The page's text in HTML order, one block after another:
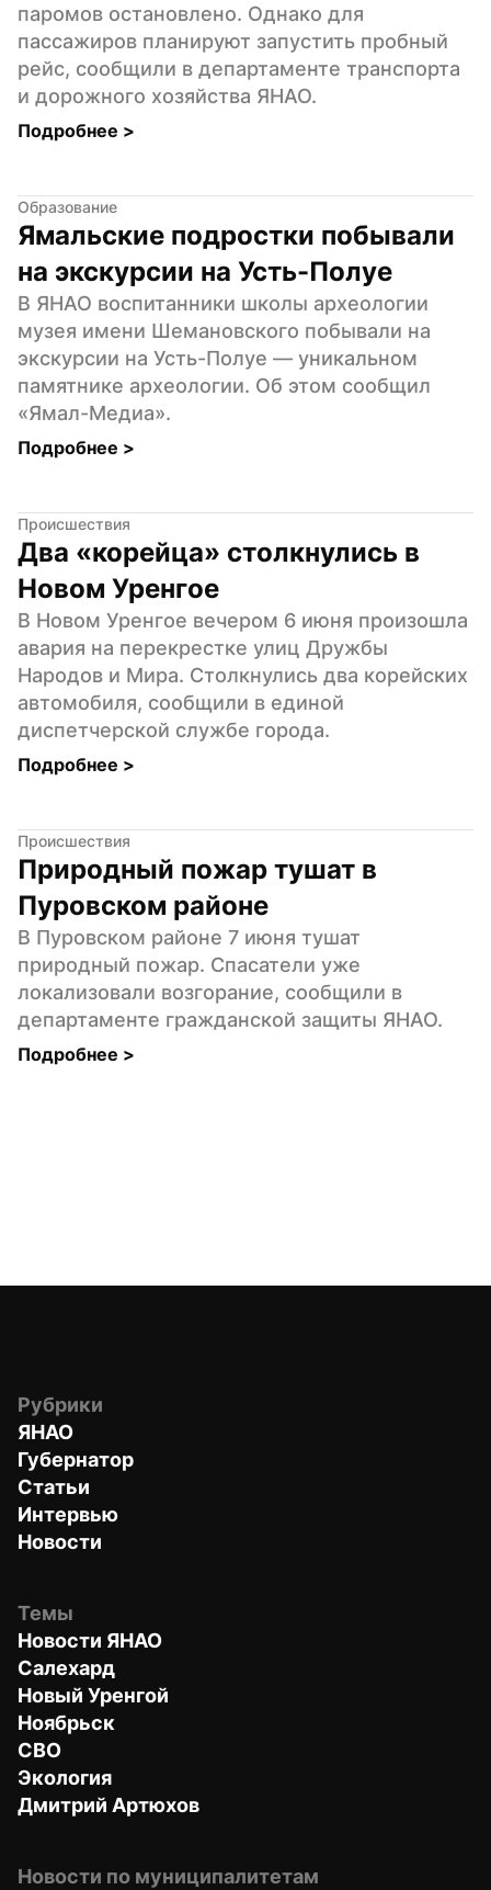
паромов остановлено. Однако для
пассажиров планируют запустить пробный
рейс, сообщили в департаменте транспорта
и дорожного хозяйства ЯНАО.
Подробнее >
Образование
Ямальские подростки побывали
на экскурсии на Усть-Полуе
В ЯНАО воспитанники школы археологии
музея имени Шемановского побывали на
экскурсии на Усть-Полуе — уникальном
памятнике археологии. Об этом сообщил
«Ямал-Медиа».
Подробнее >
Происшествия
Два «корейца» столкнулись в
Новом Уренгое
В Новом Уренгое вечером 6 июня произошла
авария на перекрестке улиц Дружбы
Народов и Мира. Столкнулись два корейских
автомобиля, сообщили в единой
диспетчерской службе города.
Подробнее >
Происшествия
Природный пожар тушат в
Пуровском районе
В Пуровском районе 7 июня тушат
природный пожар. Спасатели уже
локализовали возгорание, сообщили в
департаменте гражданской защиты ЯНАО.
Подробнее >
Рубрики
ЯНАО
Губернатор
Статьи
Интервью
Новости
Темы
Новости ЯНАО
Салехард
Новый Уренгой
Ноябрьск
СВО
Экология
Дмитрий Артюхов
Новости по муниципалитетам